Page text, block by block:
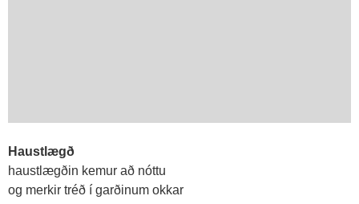
Haustlægð
haust­lægðin kem­ur að nóttu
og merk­ir tréð í garðinum okk­ar